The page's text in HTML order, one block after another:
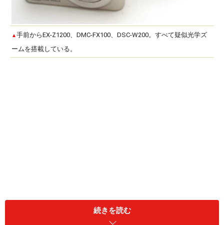
▲手前からEX-Z1200、DMC-FX100、DSC-W200。すべて疑似光学ズ
ームを搭載している。
これらは「疑似光学ズーム」とでも呼ぶべきもので、基
続きを読む